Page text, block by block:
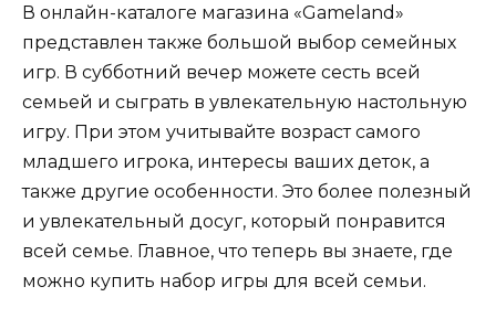
В онлайн-каталоге магазина «Gameland»
представлен также большой выбор семейных
игр. В субботний вечер можете сесть всей
семьей и сыграть в увлекательную настольную
игру. При этом учитывайте возраст самого
младшего игрока, интересы ваших деток, а
также другие особенности. Это более полезный
и увлекательный досуг, который понравится
всей семье. Главное, что теперь вы знаете, где
можно купить набор игры для всей семьи.